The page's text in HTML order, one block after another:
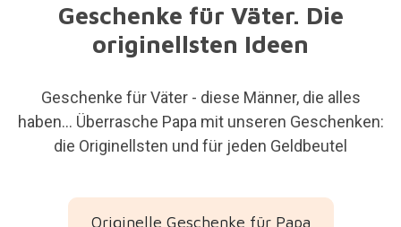
Geschenke für Väter. Die
originellsten Ideen
Geschenke für Väter - diese Männer, die alles
haben… Überrasche Papa mit unseren Geschenken:
die Originellsten und für jeden Geldbeutel
Originelle Geschenke für Papa